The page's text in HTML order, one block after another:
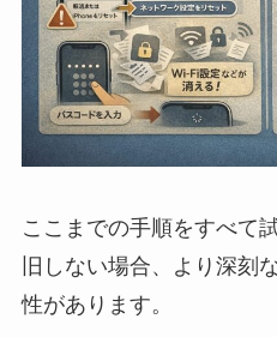
ここまでの手順をすべて
旧しない場合、より深刻
性があります。